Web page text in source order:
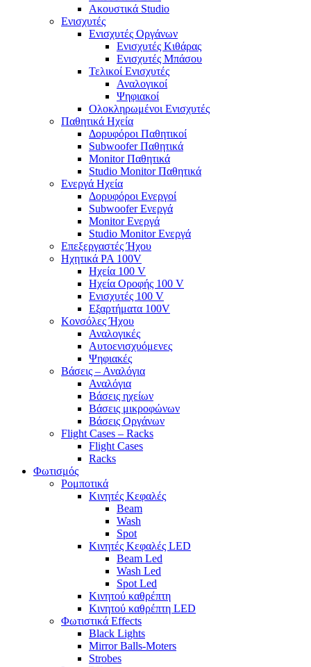
Ακουστικά Studio
Ενισχυτές
Ενισχυτές Οργάνων
Ενισχυτές Κιθάρας
Ενισχυτές Μπάσου
Τελικοί Ενισχυτές
Αναλογικοί
Ψηφιακοί
Ολοκληρωμένοι Ενισχυτές
Παθητικά Ηχεία
Δορυφόροι Παθητικοί
Subwoofer Παθητικά
Monitor Παθητικά
Studio Monitor Παθητικά
Ενεργά Ηχεία
Δορυφόροι Ενεργοί
Subwoofer Ενεργά
Monitor Ενεργά
Studio Monitor Ενεργά
Επεξεργαστές Ήχου
Ηχητικά PA 100V
Ηχεία 100 V
Ηχεία Οροφής 100 V
Ενισχυτές 100 V
Εξαρτήματα 100V
Κονσόλες Ήχου
Αναλογικές
Αυτοενισχυόμενες
Ψηφιακές
Βάσεις – Αναλόγια
Αναλόγια
Βάσεις ηχείων
Βάσεις μικροφώνων
Βάσεις Οργάνων
Flight Cases – Racks
Flight Cases
Racks
Φωτισμός
Ρομποτικά
Κινητές Κεφαλές
Beam
Wash
Spot
Κινητές Κεφαλές LED
Beam Led
Wash Led
Spot Led
Κινητού καθρέπτη
Κινητού καθρέπτη LED
Φωτιστικά Effects
Black Lights
Mirror Balls-Moters
Strobes